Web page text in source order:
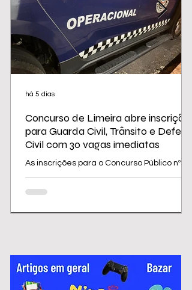
Concurso de Limeira abre inscrições
para Guarda Civil, Trânsito e Defesa
Civil com 30 vagas imediatas
As inscrições para o Concurso Público nº
02/2026 da Prefeitura de Limeira
começam nesta sexta-feira (31) e seguem
vagas imediatas, além de cadastro
variam de R$ 2.967,51 a R$ 3.306,26.
há 5 dias